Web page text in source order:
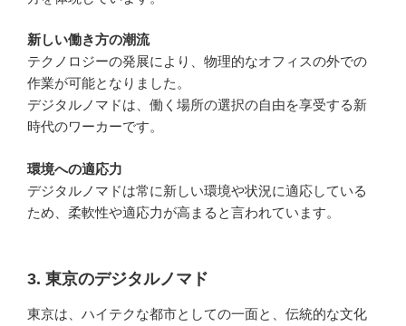
新しい働き方の潮流
テクノロジーの発展により、物理的なオフィスの外での
作業が可能となりました。
デジタルノマドは、働く場所の選択の自由を享受する新
時代のワーカーです。
環境への適応力
デジタルノマドは常に新しい環境や状況に適応している
ため、柔軟性や適応力が高まると言われています。
3. 東京のデジタルノマド
東京は、ハイテクな都市としての一面と、伝統的な文化